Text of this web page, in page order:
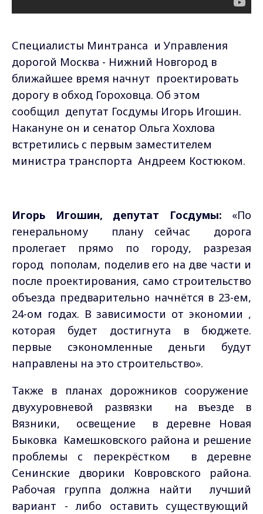
Специалисты Минтранса и Управления
дорогой Москва - Нижний Новгород в
ближайшее время начнут проектировать
дорогу в обход Гороховца. Об этом
сообщил депутат Госдумы Игорь Игошин.
Накануне он и сенатор Ольга Хохлова
встретились с первым заместителем
министра транспорта Андреем Костюком.
Игорь Игошин, депутат Госдумы: «По
генеральному плану сейчас дорога
пролегает прямо по городу, разрезая
город пополам, поделив его на две части и
после проектирования, само строительство
объезда предварительно начнётся в 23-ем,
24-ом годах. В зависимости от экономии ,
которая будет достигнута в бюджете.
первые сэкономленные деньги будут
направлены на это строительство».
Также в планах дорожников сооружение
двухуровневой развязки на въезде в
Вязники, освещение в деревне Новая
Быковка Камешковского района и решение
проблемы с перекрёстком в деревне
Сенинские дворики Ковровского района.
Рабочая группа должна найти лучший
вариант - либо оставить существующий